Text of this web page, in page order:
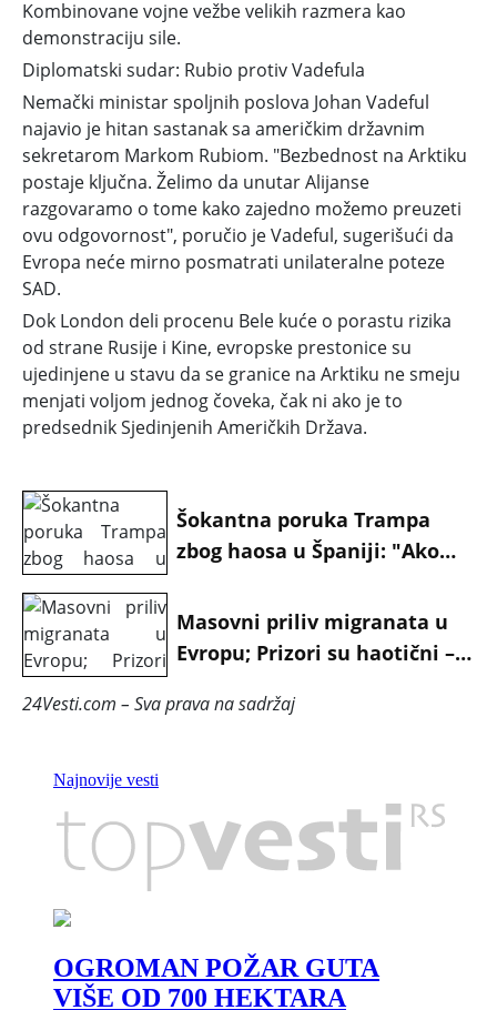
Kombinovane vojne vežbe velikih razmera kao
demonstraciju sile.
Diplomatski sudar: Rubio protiv Vadefula
Nemački ministar spoljnih poslova Johan Vadeful
najavio je hitan sastanak sa američkim državnim
sekretarom Markom Rubiom. "Bezbednost na Arktiku
postaje ključna. Želimo da unutar Alijanse
razgovaramo o tome kako zajedno možemo preuzeti
ovu odgovornost", poručio je Vadeful, sugerišući da
Evropa neće mirno posmatrati unilateralne poteze
SAD.
Dok London deli procenu Bele kuće o porastu rizika
od strane Rusije i Kine, evropske prestonice su
ujedinjene u stavu da se granice na Arktiku ne smeju
menjati voljom jednog čoveka, čak ni ako je to
predsednik Sjedinjenih Američkih Država.
Šokantna poruka Trampa
zbog haosa u Španiji: "Ako
Masovni priliv migranata u
Evropu; Prizori su haotični –
vojska FOTO/VIDEO
24Vesti.com – Sva prava na sadržaj